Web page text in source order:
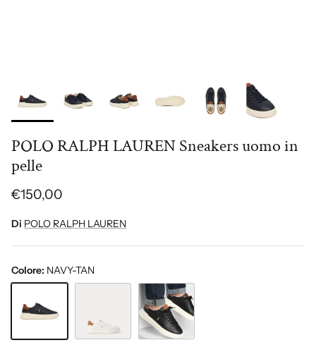
POLO RALPH LAUREN Sneakers uomo in
pelle
€150,00
Di POLO RALPH LAUREN
Colore: NAVY-TAN